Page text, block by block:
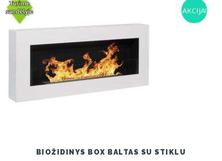
AKCIJA!
BIOŽIDINYS BOX BALTAS SU STIKLU